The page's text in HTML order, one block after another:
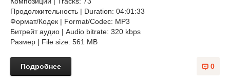
Продолжительность | Duration: 04:01:33
Формат/Кодек | Format/Codec: MP3
Битрейт аудио | Audio bitrate: 320 kbps
Размер | File size: 561 MB
0
Подробнее